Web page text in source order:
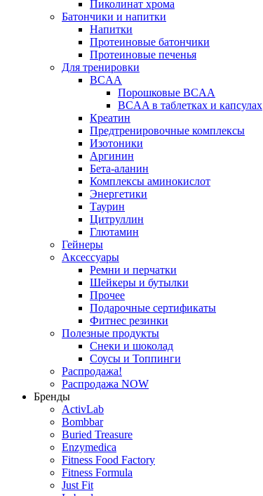
Пиколинат хрома
Батончики и напитки
Напитки
Протеиновые батончики
Протеиновые печенья
Для тренировки
BCAA
Порошковые BCAA
BCAA в таблетках и капсулах
Креатин
Предтренировочные комплексы
Изотоники
Аргинин
Бета-аланин
Комплексы аминокислот
Энергетики
Таурин
Цитруллин
Глютамин
Гейнеры
Аксессуары
Ремни и перчатки
Шейкеры и бутылки
Прочее
Подарочные сертификаты
Фитнес резинки
Полезные продукты
Снеки и шоколад
Соусы и Топпинги
Распродажа!
Распродажа NOW
Бренды
ActivLab
Bombbar
Buried Treasure
Enzymedica
Fitness Food Factory
Fitness Formula
Just Fit